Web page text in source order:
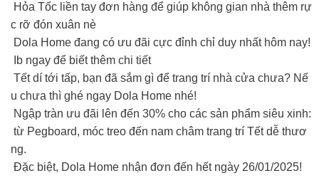
Hỏa Tốc liền tay đơn hàng để giúp không gian nhà thêm rự
c rỡ đón xuân nè
Dola Home đang có ưu đãi cực đỉnh chỉ duy nhất hôm nay!
Ib ngay để biết thêm chi tiết
Tết dí tới tấp, bạn đã sắm gì để trang trí nhà cửa chưa? Nế
u chưa thì ghé ngay Dola Home nhé!
Ngập tràn ưu đãi lên đến 30% cho các sản phẩm siêu xinh:
từ Pegboard, móc treo đến nam châm trang trí Tết dễ thươ
ng.
Đặc biệt, Dola Home nhận đơn đến hết ngày 26/01/2025!